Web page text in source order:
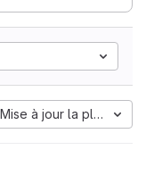
Mise à jour la plus